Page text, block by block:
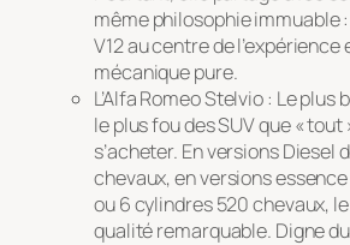
même philosophie immuable
V12 au centre de
mécanique pure.
L’Alfa Romeo Stelvio : Le plus
le plus fou des SUV que «
s’acheter. En versions Diesel
chevaux, en versions
ou 6 cylindres 520 chevaux,
qualité remarquable. Digne